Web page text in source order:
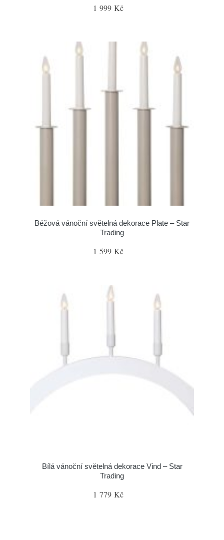
1 999 Kč
Béžová vánoční světelná dekorace Plate – Star
Trading
1 599 Kč
Bílá vánoční světelná dekorace Vind – Star
Trading
1 779 Kč